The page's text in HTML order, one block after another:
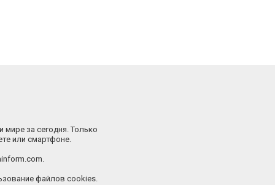
мире за сегодня. Только
или смартфоне.
файлов cookies.